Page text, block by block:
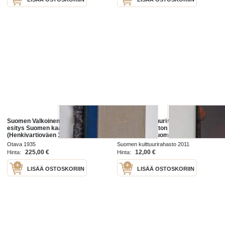
Suomen Valkoinen kaarti : lyhyt
esitys Suomen kaartin
(Henkivartioväen 3. Suomen
Tarkk'ampujapataljoonan) ja
Suomen Valkoisen kaartin
historiasta (suojakotelossa)
Otava 1935
Hinta:
225,00 €
LISÄÄ OSTOSKORIIN
Suomen Kulttuurirahasto : Suomen
Kulttuurirahaston Vuosikertomus
2009-2010 ; Suomen
Kulttuurirahaston Apurahat 2009-
2010 ; Taiteella suuntaa elämään
Suomen kulttuurirahasto 2011
Hinta:
12,00 €
LISÄÄ OSTOSKORIIN